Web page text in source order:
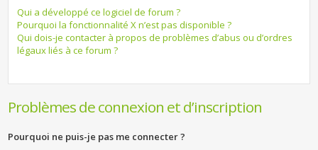
Qui a développé ce logiciel de forum ?
Pourquoi la fonctionnalité X n’est pas disponible ?
Qui dois-je contacter à propos de problèmes d’abus ou d’ordres
légaux liés à ce forum ?
Problèmes de connexion et d’inscription
Pourquoi ne puis-je pas me connecter ?